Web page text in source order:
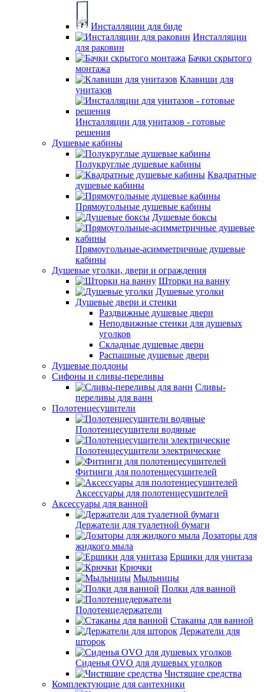
Инсталляции для биде
Инсталляции
для раковин
Бачки скрытого
монтажа
Клавиши для
унитазов
Инсталляции для унитазов - готовые
решения
Душевые кабины
Полукруглые душевые кабины
Квадратные
душевые кабины
Прямоугольные душевые кабины
Душевые боксы
Прямоугольные-асимметричные душевые
кабины
Душевые уголки, двери и ограждения
Шторки на ванну
Душевые уголки
Душевые двери и стенки
Раздвижные душевые двери
Неподвижные стенки для душевых
уголков
Складные душевые двери
Распашные душевые двери
Душевые поддоны
Сифоны и сливы-переливы
Сливы-
переливы для ванн
Полотенцесушители
Полотенцесушители водяные
Полотенцесушители электрические
Фитинги для полотенцесушителей
Аксессуары для полотенцесушителей
Аксессуары для ванной
Держатели для туалетной бумаги
Дозаторы для
жидкого мыла
Ершики для унитаза
Крючки
Мыльницы
Полки для ванной
Полотенцедержатели
Стаканы для ванной
Держатели для
шторок
Сиденья OVO для душевых уголков
Чистящие средства
Комплектующие для сантехники